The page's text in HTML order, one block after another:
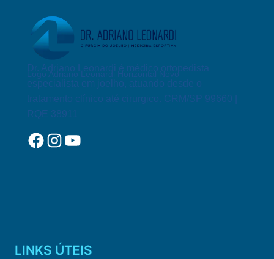
Logo Adriano Leonardi Horizontal Novo
Dr. Adriano Leonardi é médico ortopedista
especialista em joelho, atuando desde o
tratamento clínico até cirurgico. CRM/SP 99660 |
RQE 38911
Facebook
Instagram
YouTube
LINKS ÚTEIS